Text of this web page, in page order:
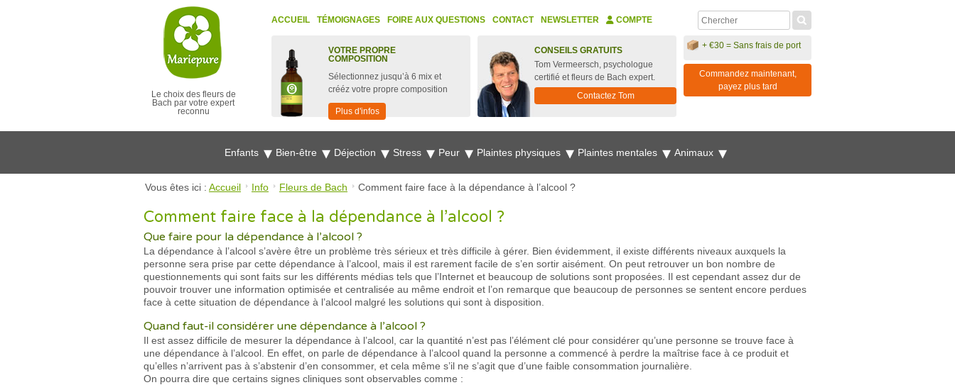
Le choix des fleurs de
Bach par votre expert
reconnu
ACCUEIL TÉMOIGNAGES FOIRE AUX QUESTIONS CONTACT NEWSLETTER COMPTE
VOTRE PROPRE
COMPOSITION
Sélectionnez jusqu’à 6 mix et
crééz votre propre composition
Plus d'infos
CONSEILS GRATUITS
Tom Vermeersch, psychologue
certifié et fleurs de Bach expert.
Contactez Tom
+ €30 = Sans frais de port
Commandez maintenant,
payez plus tard
Enfants Bien-être Déjection Stress Peur Plaintes physiques Plaintes mentales Animaux
Vous êtes ici : Accueil Info Fleurs de Bach Comment faire face à la dépendance à l’alcool ?
Comment faire face à la dépendance à l’alcool ?
Que faire pour la dépendance à l’alcool ?
La dépendance à l’alcool s’avère être un problème très sérieux et très difficile à gérer. Bien évidemment, il existe différents niveaux auxquels la
personne sera prise par cette dépendance à l’alcool, mais il est rarement facile de s’en sortir aisément. On peut retrouver un bon nombre de
questionnements qui sont faits sur les différents médias tels que l’Internet et beaucoup de solutions sont proposées. Il est cependant assez dur de
pouvoir trouver une information optimisée et centralisée au même endroit et l’on remarque que beaucoup de personnes se sentent encore perdues
face à cette situation de dépendance à l’alcool malgré les solutions qui sont à disposition.
Quand faut-il considérer une dépendance à l’alcool ?
Il est assez difficile de mesurer la dépendance à l’alcool, car la quantité n’est pas l’élément clé pour considérer qu’une personne se trouve face à
une dépendance à l’alcool. En effet, on parle de dépendance à l’alcool quand la personne a commencé à perdre la maîtrise face à ce produit et
qu’elles n’arrivent pas à s’abstenir d’en consommer, et cela même s’il ne s’agit que d’une faible consommation journalière.
On pourra dire que certains signes cliniques sont observables comme :